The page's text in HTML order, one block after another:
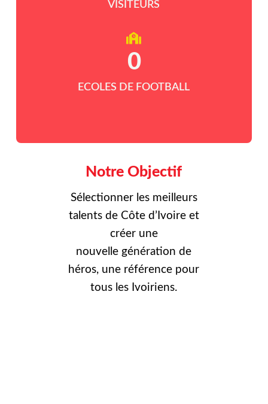
VISITEURS
ECOLES DE FOOTBALL
0
Notre Objectif
Sélectionner les meilleurs
talents de Côte d’Ivoire et
créer une
nouvelle génération de
héros, une référence pour
tous les Ivoiriens.